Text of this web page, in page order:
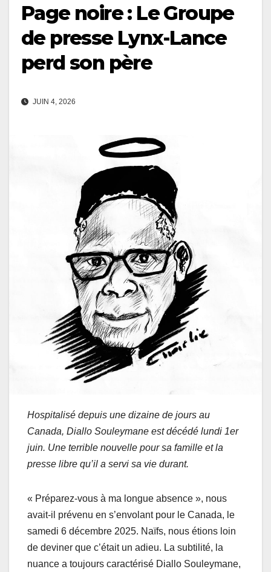
Page noire : Le Groupe
de presse Lynx-Lance
perd son père
JUIN 4, 2026
Hospitalisé depuis une dizaine de jours au
Canada, Diallo Souleymane est décédé lundi 1er
juin. Une terrible nouvelle pour sa famille et la
presse libre qu’il a servi sa vie durant.
« Préparez-vous à ma longue absence », nous
avait-il prévenu en s’envolant pour le Canada, le
samedi 6 décembre 2025. Naïfs, nous étions loin
de deviner que c’était un adieu. La subtilité, la
nuance a toujours caractérisé Diallo Souleymane,